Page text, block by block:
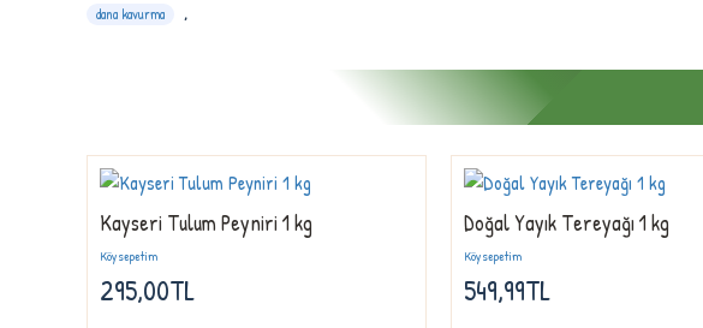
dana kavurma
,
Köysepetim
Kayseri Tulum Peyniri 1 kg
295,00TL
Köysepetim
Doğal Yayık Tereyağı 1 kg
549,99TL